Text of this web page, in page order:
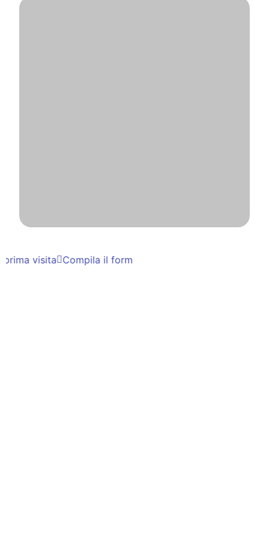
visita Compila il form